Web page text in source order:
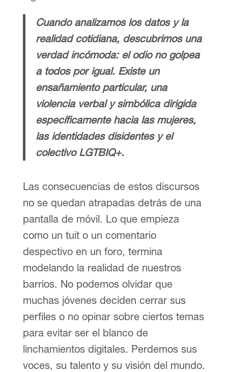
Cuando analizamos los datos y la
realidad cotidiana, descubrimos una
verdad incómoda: el odio no golpea
a todos por igual. Existe un
ensañamiento particular, una
violencia verbal y simbólica dirigida
específicamente hacia las mujeres,
las identidades disidentes y el
colectivo LGTBIQ+.
Las consecuencias de estos discursos
no se quedan atrapadas detrás de una
pantalla de móvil. Lo que empieza
como un tuit o un comentario
despectivo en un foro, termina
modelando la realidad de nuestros
barrios. No podemos olvidar que
muchas jóvenes deciden cerrar sus
perfiles o no opinar sobre ciertos temas
para evitar ser el blanco de
linchamientos digitales. Perdemos sus
voces, su talento y su visión del mundo.